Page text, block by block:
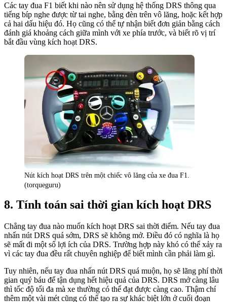
Các tay đua F1 biết khi nào nên sử dụng hệ thống DRS thông qua
tiếng bíp nghe được từ tai nghe, bằng đèn trên vô lăng, hoặc kết hợp
cả hai dấu hiệu đó. Họ cũng có thể tự nhận biết đơn giản bằng cách
đánh giá khoảng cách giữa mình với xe phía trước, và biết rõ vị trí
bắt đầu vùng kích hoạt DRS.
Nút kích hoạt DRS trên một chiếc vô lăng của xe đua F1.
(torqueguru)
Tính toán sai thời gian kích hoạt DRS
Chẳng tay đua nào muốn kích hoạt DRS sai thời điểm. Nếu tay đua
nhấn nút DRS quá sớm, DRS sẽ không mở. Điều đó có nghĩa là họ
sẽ mất đi một số lợi ích của DRS. Trường hợp này khó có thể xảy ra
vì các tay đua đều rất chuyên nghiệp để biết mình cần phải làm gì.
Tuy nhiên, nếu tay đua nhấn nút DRS quá muộn, họ sẽ lãng phí thời
gian quý báu để tận dụng hết hiệu quả của DRS. DRS mở càng lâu
thì tốc độ tối đa mà xe thường có thể đạt được càng cao. Thậm chí
thêm một vài mét cũng có thể tạo ra sự khác biệt lớn ở cuối đoạn